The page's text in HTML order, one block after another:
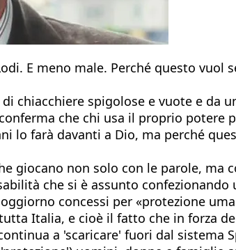
E meno male. Perché questo
chiacchiere spigolose e vuote e da
che chi usa il proprio potere
lo farà davanti a Dio, ma perché
giocano non solo con le parole, ma
che si è assunto confezionando
concessi per «protezione
Italia, e cioè il fatto che in forza
a 'scaricare' fuori dal sistema